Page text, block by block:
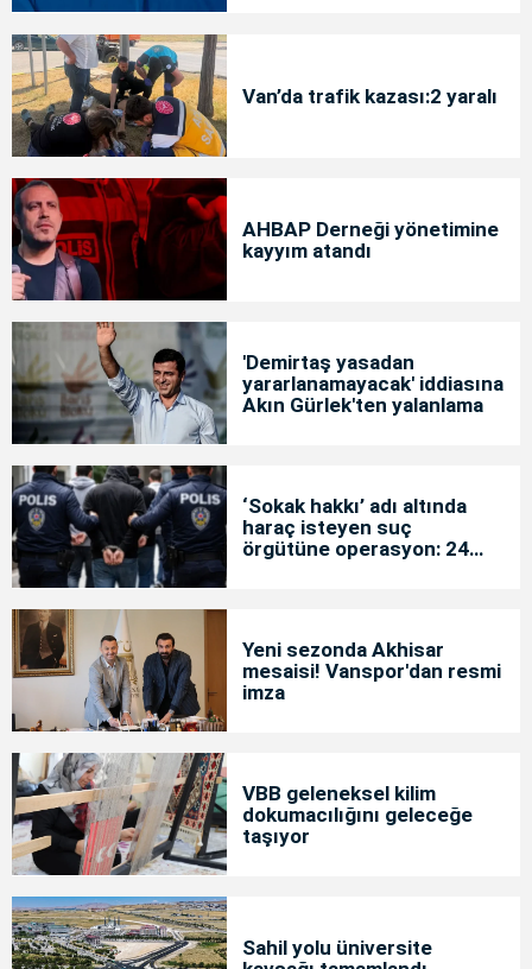
Van’da trafik kazası:2 yaralı
AHBAP Derneği yönetimine
kayyım atandı
'Demirtaş yasadan
yararlanamayacak' iddiasına
Akın Gürlek'ten yalanlama
‘Sokak hakkı’ adı altında
haraç isteyen suç
örgütüne operasyon: 24
Yeni sezonda Akhisar
mesaisi! Vanspor'dan resmi
imza
VBB geleneksel kilim
dokumacılığını geleceğe
taşıyor
Sahil yolu üniversite